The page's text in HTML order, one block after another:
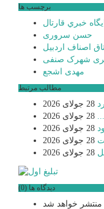
برچسب ها
خبري قارتال
حسن سروری
اصناف اردبیل
شهرک صنفی
مهدی اشجع
مطالب مرتبط
28 جولای 2026
28 جولای 2026
28 جولای 2026
28 جولای 2026
28 جولای 2026
دیدگاه ها (0)